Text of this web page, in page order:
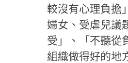
較沒有心理負擔
婦女、受虐兒議
受」、「不聽從
組織做得好的地